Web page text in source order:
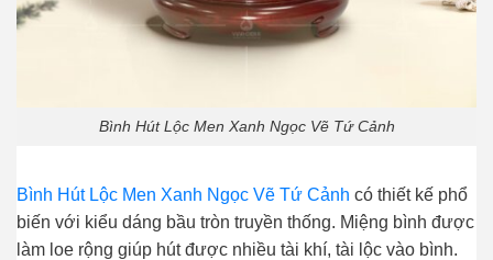
Bình Hút Lộc Men Xanh Ngọc Vẽ Tứ Cảnh
Bình Hút Lộc Men Xanh Ngọc Vẽ Tứ Cảnh có thiết kế phổ
biến với kiểu dáng bầu tròn truyền thống. Miệng bình được
làm loe rộng giúp hút được nhiều tài khí, tài lộc vào bình.